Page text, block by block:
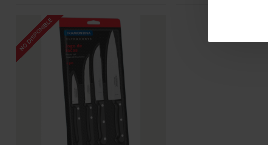
NO DISPONIBLE